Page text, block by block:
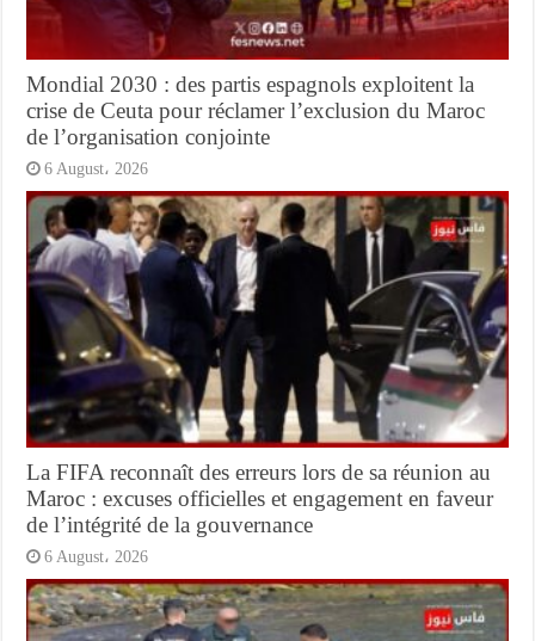
Mondial 2030 : des partis espagnols exploitent la
crise de Ceuta pour réclamer l’exclusion du Maroc
de l’organisation conjointe
6 August، 2026
La FIFA reconnaît des erreurs lors de sa réunion au
Maroc : excuses officielles et engagement en faveur
de l’intégrité de la gouvernance
6 August، 2026